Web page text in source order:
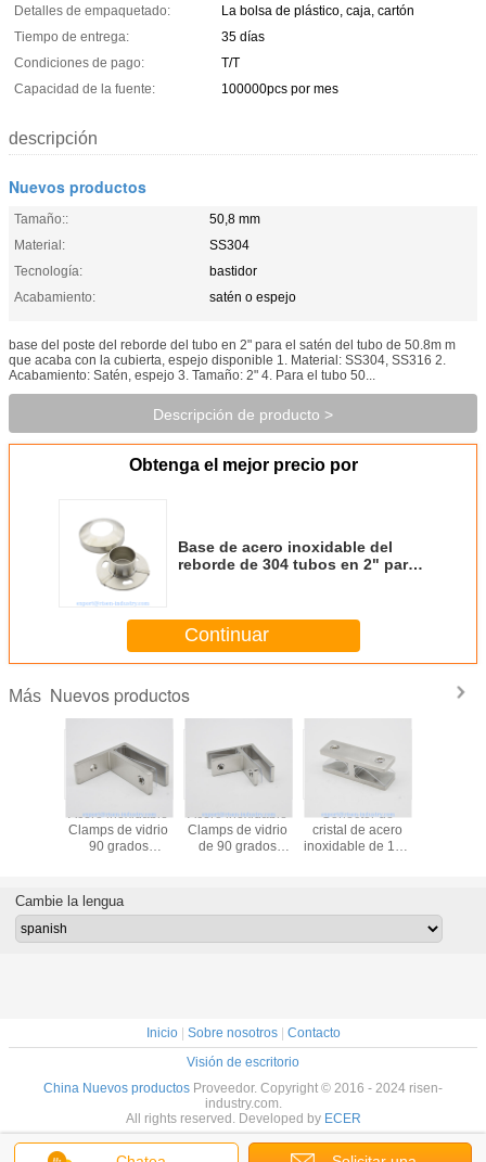
Detalles de empaquetado:
La bolsa de plástico, caja, cartón
Tiempo de entrega:
35 días
Condiciones de pago:
T/T
Capacidad de la fuente:
100000pcs por mes
descripción
Nuevos productos
Tamaño::
50,8 mm
Material:
SS304
Tecnología:
bastidor
Acabamiento:
satén o espejo
base del poste del reborde del tubo en 2" para el satén del tubo de 50.8m m
que acaba con la cubierta, espejo disponible 1. Material: SS304, SS316 2.
Acabamiento: Satén, espejo 3. Tamaño: 2" 4. Para el tubo 50...
Descripción de producto >
Obtenga el mejor precio por
Base de acero inoxidable del
reborde de 304 tubos en 2" para
disponible
Continuar
Más Nuevos productos
Acero inoxidable
Clamps de vidrio
90 grados
grosor 5mm,
satén SS304,
Acero inoxidable
Clamps de vidrio
de 90 grados
SS304, espejo,
Conector de
cristal de acero
inoxidable de 180
satén SS304,
o espejo,
Cambie la lengua
Inicio| Sobre nosotros| Contacto
Visión de escritorio
China Nuevos productos Proveedor. Copyright © 2016 - 2024 risen-
industry.com.
All rights reserved. Developed by ECER